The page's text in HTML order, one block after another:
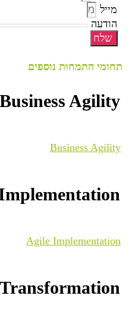
מייל
הודעה
שלח
תחומי התמחות נוספים
Business Agility
Business Agility
Agile Implementation